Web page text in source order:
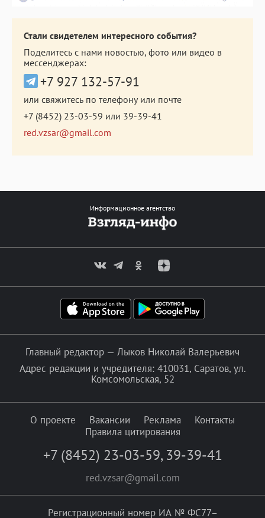
Стали свидетелем интересного события?
Поделитесь с нами новостью, фото или видео в
мессенджерах:
+7 927 132-57-91
или свяжитесь по телефону или почте
+7 (8452) 23-03-59 или 39-39-41
red.vzsar@gmail.com
Информационное агентство
Главный редактор — Лыков Николай Валерьевич
Адрес редакции и учредителя: 410031, Саратов, ул.
Комсомольская, 52
О проекте Вакансии Реклама
Контакты
Правила цитирования
+7 (8452) 23-03-59, 39-39-41
red.vzsar@gmail.com
Регистрационный номер ИА № ФС77–